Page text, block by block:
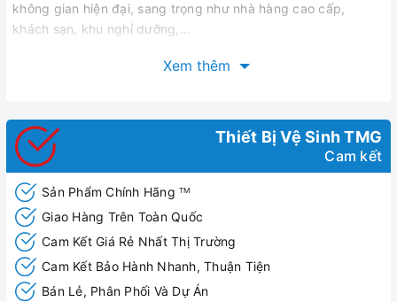
không gian hiện đại, sang trọng như nhà hàng cao cấp,
khách sạn, khu nghỉ dưỡng,…
bạn chắc chắn sẽ bị mê hoặc bởi chúng cực kỳ đa
thủ công độc đáo, toát lên sự tinh tế nên dễ dàng kết hợp với
bất kỳ không gian phòng tắm nào.Chậu rửa treo tường
Royal RA-8114T
còn thu hút người dùng bởi thiết kế hiện đại,
sang trọng, độc đáo đem đến cho không gian phòng tắm sự
khác biệt.
Xem thêm
Thiết Bị Vệ Sinh TMG
Cam kết
Sản Phẩm Chính Hãng TM
Giao Hàng Trên Toàn Quốc
Cam Kết Giá Rẻ Nhất Thị Trường
Cam Kết Bảo Hành Nhanh, Thuận Tiện
Bán Lẻ, Phân Phối Và Dự Án